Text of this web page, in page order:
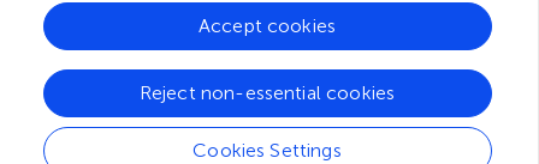
Copyright © 2024 © 2025 Doherty and Segev
זהו מאמר בגישה פתוחה שמופץ תחת תנאי רישיוןCreative
Commons Attribution (CC BY). השימוש, ההפצה אוCookies Settings
Reject non-essential cookies
Accept cookies